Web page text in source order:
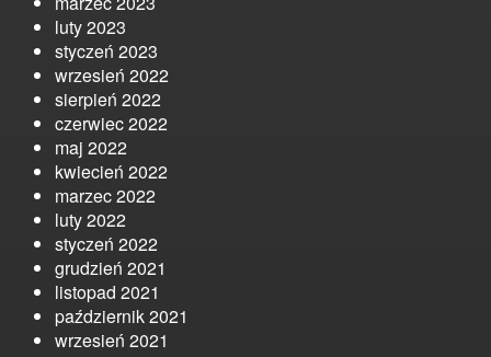
luty 2023
styczeń 2023
wrzesień 2022
sierpień 2022
czerwiec 2022
maj 2022
kwiecień 2022
marzec 2022
luty 2022
styczeń 2022
grudzień 2021
listopad 2021
październik 2021
wrzesień 2021